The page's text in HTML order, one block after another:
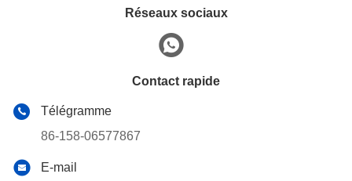
Réseaux sociaux
Contact rapide
Télégramme
86-158-06577867
E-mail